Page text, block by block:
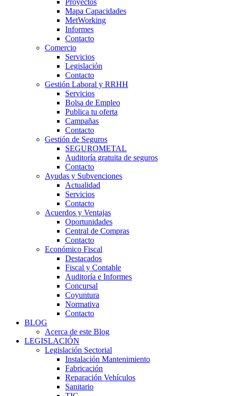
Proyectos
Mapa Capacidades
MetWorking
Informes
Contacto
Comercio
Servicios
Legislación
Contacto
Gestión Laboral y RRHH
Servicios
Bolsa de Empleo
Publica tu oferta
Campañas
Contacto
Gestión de Seguros
SEGUROMETAL
Auditoría gratuita de seguros
Contacto
Ayudas y Subvenciones
Actualidad
Servicios
Contacto
Acuerdos y Ventajas
Oportunidades
Central de Compras
Contacto
Económico Fiscal
Destacados
Fiscal y Contable
Auditoría e Informes
Concursal
Coyuntura
Normativa
Contacto
BLOG
Acerca de este Blog
LEGISLACIÓN
Legislación Sectorial
Instalación Mantenimiento
Fabricación
Reparación Vehículos
Sanitario